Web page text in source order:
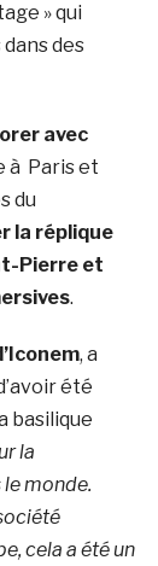
» qui
des
avec
à Paris et
du
la réplique
Pierre et
.
, a
été
basilique
la
monde.
cela a été un